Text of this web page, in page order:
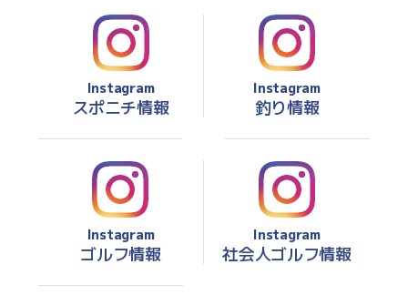
Instagram
スポニチ情報
Instagram
釣り情報
Instagram
ゴルフ情報
Instagram
社会人ゴルフ情報